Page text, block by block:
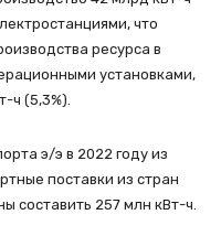
что
ресурса в
установками,
ч (5,3%).
э/э в 2022 году из
поставки из стран
составить 257 млн кВт-ч.